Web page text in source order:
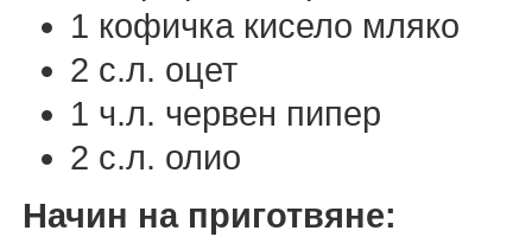
1 кофичка кисело мляко
2 с.л. оцет
1 ч.л. червен пипер
2 с.л. олио
Начин на приготвяне: